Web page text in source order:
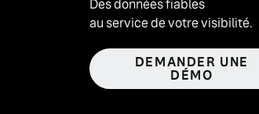
Des données fiables
au service de votre visibilité.
DEMANDER UNE
DÉMO